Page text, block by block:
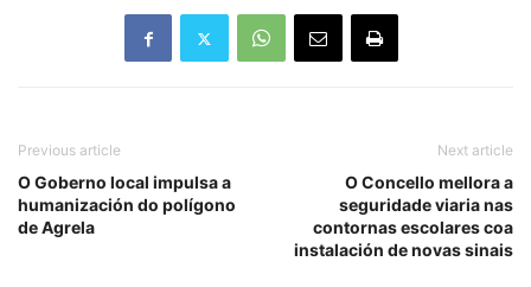
Previous article
O Goberno local impulsa a
humanización do polígono
de Agrela
Next article
O Concello mellora a
seguridade viaria nas
contornas escolares coa
instalación de novas sinais